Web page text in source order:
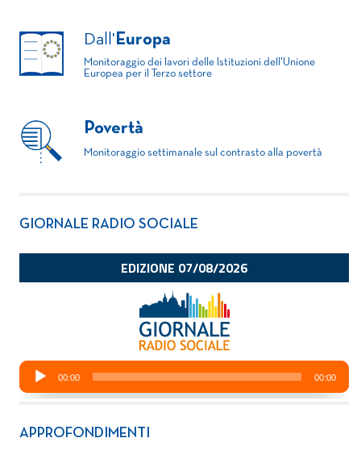
Dall' Europa
Monitoraggio dei lavori delle Istituzioni dell'Unione
Europea per il Terzo settore
Povertà
Monitoraggio settimanale sul contrasto alla povertà
GIORNALE RADIO SOCIALE
APPROFONDIMENTI